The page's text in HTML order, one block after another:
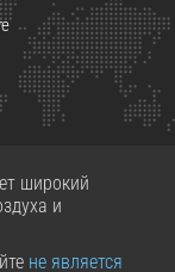
широкий
и
не является